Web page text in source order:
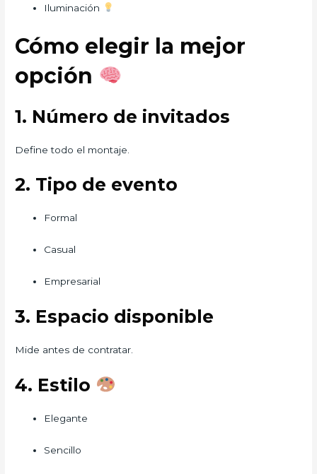
Iluminación
Cómo elegir la mejor
opción
1. Número de invitados
Define todo el montaje.
2. Tipo de evento
Formal
Casual
Empresarial
3. Espacio disponible
Mide antes de contratar.
4. Estilo
Elegante
Sencillo